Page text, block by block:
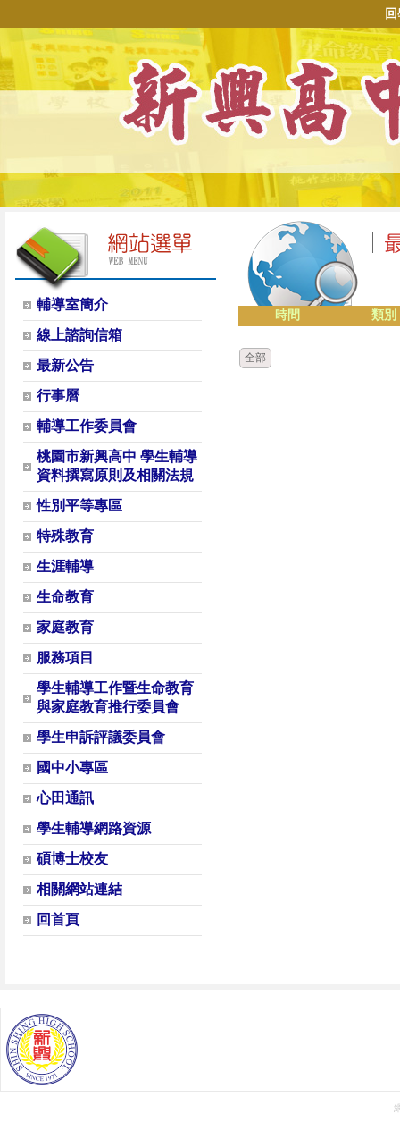
輔導室簡介
線上諮詢信箱
最新公告
行事曆
輔導工作委員會
桃園市新興高中 學生輔導
資料撰寫原則及相關法規
性別平等專區
特殊教育
生涯輔導
生命教育
家庭教育
服務項目
學生輔導工作暨生命教育
與家庭教育推行委員會
學生申訴評議委員會
國中小專區
心田通訊
學生輔導網路資源
碩博士校友
相關網站連結
回首頁
時間 類別
全部